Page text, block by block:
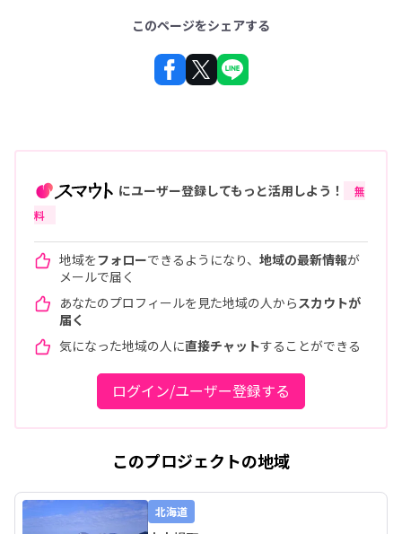
このページをシェアする
にユーザー登録してもっと活用しよう！
無
料
地域をフォローできるようになり、 地域の最新情報が
メールで届く
あなたのプロフィールを見た地域の人から スカウトが
届く
気になった地域の人に直接チャットすることができる
ログイン/ユーザー登録する
このプロジェクトの地域
北海道